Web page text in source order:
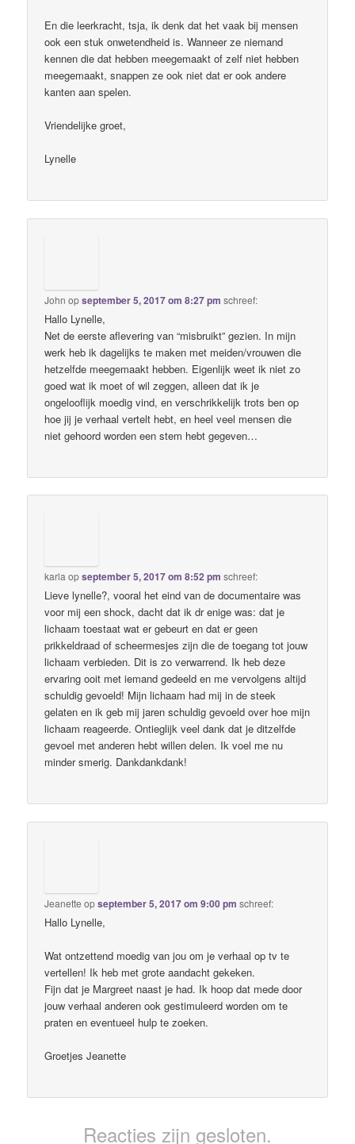
En die leerkracht, tsja, ik denk dat het vaak bij mensen
ook een stuk onwetendheid is. Wanneer ze niemand
kennen die dat hebben meegemaakt of zelf niet hebben
meegemaakt, snappen ze ook niet dat er ook andere
kanten aan spelen.
Vriendelijke groet,
Lynelle
John opseptember 5, 2017 om 8:27 pm schreef:
Hallo Lynelle,
Net de eerste aflevering van “misbruikt” gezien. In mijn
werk heb ik dagelijks te maken met meiden/vrouwen die
hetzelfde meegemaakt hebben. Eigenlijk weet ik niet zo
goed wat ik moet of wil zeggen, alleen dat ik je
ongelooflijk moedig vind, en verschrikkelijk trots ben op
hoe jij je verhaal vertelt hebt, en heel veel mensen die
niet gehoord worden een stem hebt gegeven…
karla opseptember 5, 2017 om 8:52 pm schreef:
Lieve lynelle?, vooral het eind van de documentaire was
voor mij een shock, dacht dat ik dr enige was: dat je
lichaam toestaat wat er gebeurt en dat er geen
prikkeldraad of scheermesjes zijn die de toegang tot jouw
lichaam verbieden. Dit is zo verwarrend. Ik heb deze
ervaring ooit met iemand gedeeld en me vervolgens altijd
schuldig gevoeld! Mijn lichaam had mij in de steek
gelaten en ik geb mij jaren schuldig gevoeld over hoe mijn
lichaam reageerde. Ontieglijk veel dank dat je ditzelfde
gevoel met anderen hebt willen delen. Ik voel me nu
minder smerig. Dankdankdank!
Jeanette opseptember 5, 2017 om 9:00 pm schreef:
Hallo Lynelle,
Wat ontzettend moedig van jou om je verhaal op tv te
vertellen! Ik heb met grote aandacht gekeken.
Fijn dat je Margreet naast je had. Ik hoop dat mede door
jouw verhaal anderen ook gestimuleerd worden om te
praten en eventueel hulp te zoeken.
Groetjes Jeanette
Reacties zijn gesloten.